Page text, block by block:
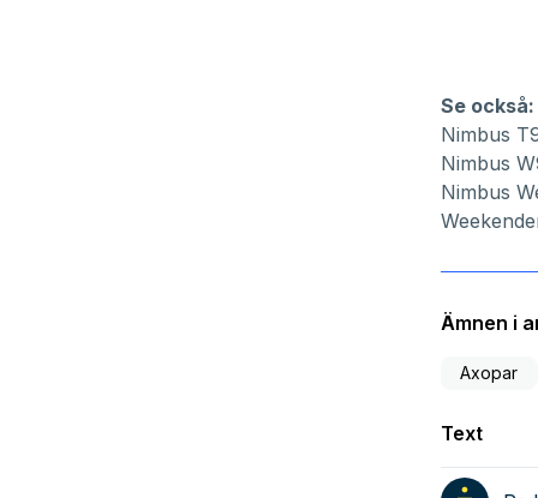
Se också:
Nimbus
Nimbus
Nimbus
Ämnen i
Axopar
Text